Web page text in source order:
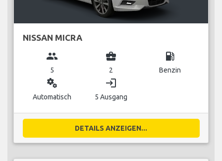
NISSAN MICRA
group
5
business_center
2
local_gas_station
Benzin
miscellaneous_services
Automatisch
login
5 Ausgang
DETAILS ANZEIGEN...